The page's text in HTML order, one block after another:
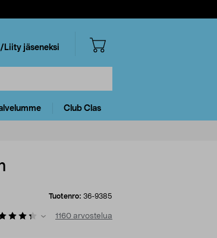
Liity jäseneksi
Club Clas
Tuotenro: 36-9385
1160 arvostelua